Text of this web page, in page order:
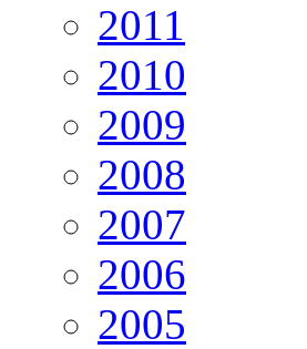
2011
2010
2009
2008
2007
2006
2005